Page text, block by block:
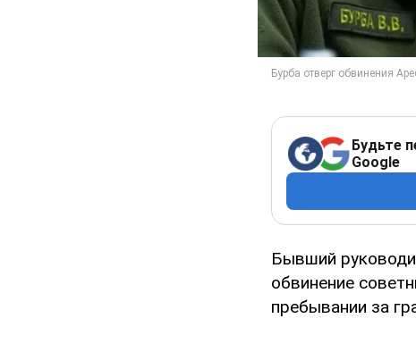
Будьте
Google
Бывший
обвинение
пребывании за